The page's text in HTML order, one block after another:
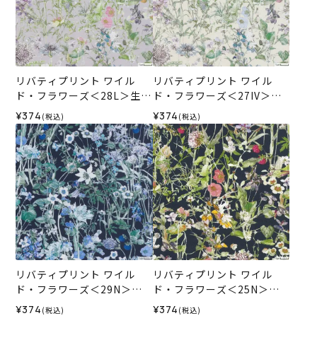
リバティプリント ワイル
ド・フラワーズ＜28L＞生地
（ホビーラホビーレオリジ
ナル）2026SS
¥374 (税込)
リバティプリント ワイル
ド・フラワーズ＜27IV＞生
地 （ホビーラホビーレオリ
ジナル）2026SS
¥374 (税込)
リバティプリント ワイル
ド・フラワーズ＜29N＞生
地 （ホビーラホビーレオリ
ジナル）2026SS
¥374 (税込)
リバティプリント ワイル
ド・フラワーズ＜25N＞生
地 （ホビーラホビーレオリ
ジナル）2025SS
¥374 (税込)